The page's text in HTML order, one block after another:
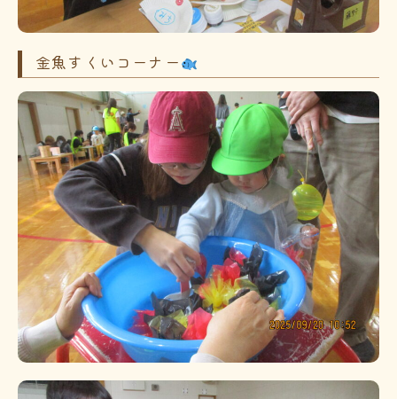
金魚すくいコーナー